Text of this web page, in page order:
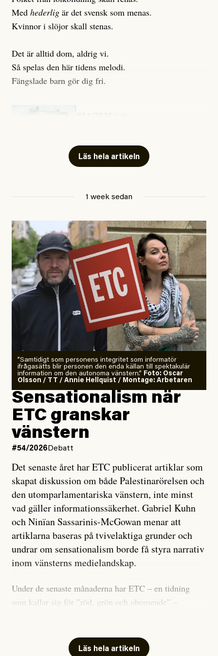
Med hederlig är det svensk som menas.
Kvinnor i slöjor skall stenas.
Det är alltid dom, aldrig vi.
Så spelas den här tidens melodi.
Fängslade barn gör dig fri.
Läs hela artikeln
1 week sedan
”Samtidigt som personens integritet som informatör
ifrågasätts blir personen den enda källan till spektakulär
information om den autonoma vänstern.” Foto: Oscar
Olsson / TT / Annie Hellquist / Montage: Arbetaren
Sensationalism när
ETC granskar
vänstern
#54/2026 Debatt
Det senaste året har ETC publicerat artiklar som
skapat diskussion om både Palestinarörelsen och
den utomparlamentariska vänstern, inte minst
vad gäller informationssäkerhet. Gabriel Kuhn
och Ninïan Sassarinis-McGowan menar att
artiklarna baseras på tvivelaktiga grunder och
undrar om sensationalism borde få styra narrativ
inom vänsterns medielandskap.
Under de senaste månaderna har ETC – en tidning
som kallar sig för ”röd, grön och oberoende” –
skriver för? Vad betyder det att vara en ”röd, grön och
Läs hela artikeln